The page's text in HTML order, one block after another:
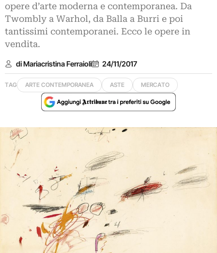
opere d’arte moderna e contemporanea. Da
Twombly a Warhol, da Balla a Burri e poi
tantissimi contemporanei. Ecco le opere in
vendita.
di Mariacristina Ferraioli 24/11/2017
TAG ARTE CONTEMPORANEA ASTE MERCATO